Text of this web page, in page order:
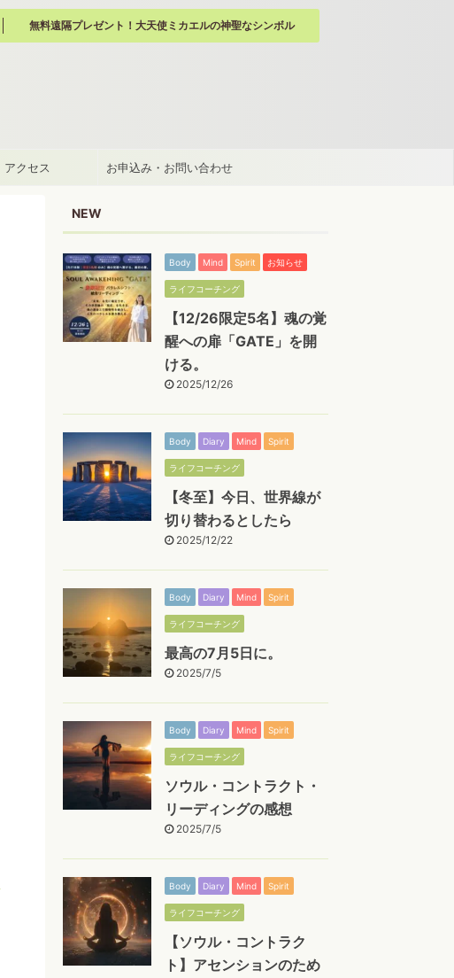
無料遠隔プレゼント！大天使ミカエルの神聖なシンボル
アクセス お申込み・お問い合わせ
NEW
Body Mind Spirit お知らせ
ライフコーチング
【12/26限定5名】魂の覚
醒への扉「GATE」を開
ける。
2025/12/26
Body Diary Mind Spirit
ライフコーチング
【冬至】今日、世界線が
切り替わるとしたら
2025/12/22
Body Diary Mind Spirit
ライフコーチング
最高の7月5日に。
2025/7/5
Body Diary Mind Spirit
ライフコーチング
ソウル・コントラクト・
リーディングの感想
2025/7/5
Body Diary Mind Spirit
ライフコーチング
【ソウル・コントラク
ト】アセンションのため